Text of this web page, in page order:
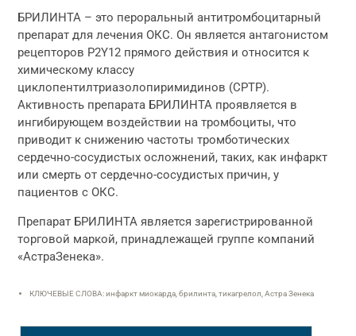
БРИЛИНТА – это пероральный антитромбоцитарный
препарат для лечения ОКС. Он является антагонистом
рецепторов P2Y12 прямого действия и относится к
химическому классу
циклопентилтриазолопиримидинов (CPTP).
Активность препарата БРИЛИНТА проявляется в
ингибирующем воздействии на тромбоциты, что
приводит к снижению частоты тромботических
сердечно-сосудистых осложнений, таких, как инфаркт
или смерть от сердечно-сосудистых причин, у
пациентов с ОКС.
Препарат БРИЛИНТА является зарегистрированной
торговой маркой, принадлежащей группе компаний
«АстраЗенека».
КЛЮЧЕВЫЕ СЛОВА: инфаркт миокарда, брилинта, тикагрелол, Астра Зенека